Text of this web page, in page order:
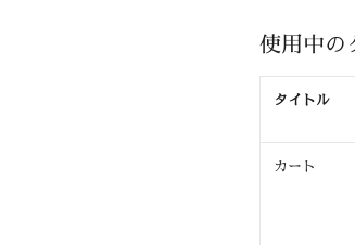
使用中の
タイトル
カート